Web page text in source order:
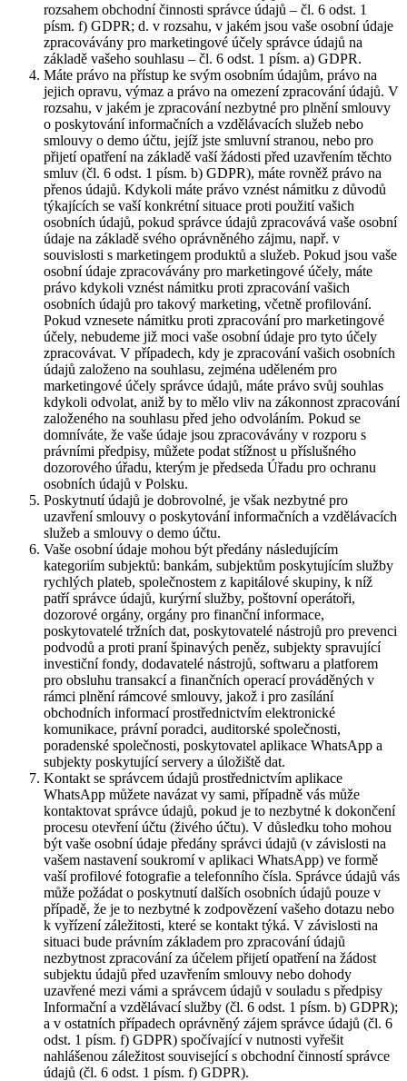
rozsahem obchodní činnosti správce údajů – čl. 6 odst. 1
písm. f) GDPR; d. v rozsahu, v jakém jsou vaše osobní údaje
zpracovávány pro marketingové účely správce údajů na
základě vašeho souhlasu – čl. 6 odst. 1 písm. a) GDPR.
Máte právo na přístup ke svým osobním údajům, právo na
jejich opravu, výmaz a právo na omezení zpracování údajů. V
rozsahu, v jakém je zpracování nezbytné pro plnění smlouvy
o poskytování informačních a vzdělávacích služeb nebo
smlouvy o demo účtu, jejíž jste smluvní stranou, nebo pro
přijetí opatření na základě vaší žádosti před uzavřením těchto
smluv (čl. 6 odst. 1 písm. b) GDPR), máte rovněž právo na
přenos údajů. Kdykoli máte právo vznést námitku z důvodů
týkajících se vaší konkrétní situace proti použití vašich
osobních údajů, pokud správce údajů zpracovává vaše osobní
údaje na základě svého oprávněného zájmu, např. v
souvislosti s marketingem produktů a služeb. Pokud jsou vaše
osobní údaje zpracovávány pro marketingové účely, máte
právo kdykoli vznést námitku proti zpracování vašich
osobních údajů pro takový marketing, včetně profilování.
Pokud vznesete námitku proti zpracování pro marketingové
účely, nebudeme již moci vaše osobní údaje pro tyto účely
zpracovávat. V případech, kdy je zpracování vašich osobních
údajů založeno na souhlasu, zejména uděleném pro
marketingové účely správce údajů, máte právo svůj souhlas
kdykoli odvolat, aniž by to mělo vliv na zákonnost zpracování
založeného na souhlasu před jeho odvoláním. Pokud se
domníváte, že vaše údaje jsou zpracovávány v rozporu s
právními předpisy, můžete podat stížnost u příslušného
dozorového úřadu, kterým je předseda Úřadu pro ochranu
osobních údajů v Polsku.
Poskytnutí údajů je dobrovolné, je však nezbytné pro
uzavření smlouvy o poskytování informačních a vzdělávacích
služeb a smlouvy o demo účtu.
Vaše osobní údaje mohou být předány následujícím
kategoriím subjektů: bankám, subjektům poskytujícím služby
rychlých plateb, společnostem z kapitálové skupiny, k níž
patří správce údajů, kurýrní služby, poštovní operátoři,
dozorové orgány, orgány pro finanční informace,
poskytovatelé tržních dat, poskytovatelé nástrojů pro prevenci
podvodů a proti praní špinavých peněz, subjekty spravující
investiční fondy, dodavatelé nástrojů, softwaru a platforem
pro obsluhu transakcí a finančních operací prováděných v
rámci plnění rámcové smlouvy, jakož i pro zasílání
obchodních informací prostřednictvím elektronické
komunikace, právní poradci, auditorské společnosti,
poradenské společnosti, poskytovatel aplikace WhatsApp a
subjekty poskytující servery a úložiště dat.
Kontakt se správcem údajů prostřednictvím aplikace
WhatsApp můžete navázat vy sami, případně vás může
kontaktovat správce údajů, pokud je to nezbytné k dokončení
procesu otevření účtu (živého účtu). V důsledku toho mohou
být vaše osobní údaje předány správci údajů (v závislosti na
vašem nastavení soukromí v aplikaci WhatsApp) ve formě
vaší profilové fotografie a telefonního čísla. Správce údajů vás
může požádat o poskytnutí dalších osobních údajů pouze v
případě, že je to nezbytné k zodpovězení vašeho dotazu nebo
k vyřízení záležitosti, které se kontakt týká. V závislosti na
situaci bude právním základem pro zpracování údajů
nezbytnost zpracování za účelem přijetí opatření na žádost
subjektu údajů před uzavřením smlouvy nebo dohody
uzavřené mezi vámi a správcem údajů v souladu s předpisy
Informační a vzdělávací služby (čl. 6 odst. 1 písm. b) GDPR);
a v ostatních případech oprávněný zájem správce údajů (čl. 6
odst. 1 písm. f) GDPR) spočívající v nutnosti vyřešit
nahlášenou záležitost související s obchodní činností správce
údajů (čl. 6 odst. 1 písm. f) GDPR).